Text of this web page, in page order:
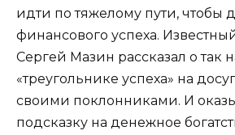
идти по тяжелому пути, чтобы
финансового успеха.
Сергей Мазин рассказал о так
«треугольнике успеха» на
своими поклонниками. И
подсказку на денежное